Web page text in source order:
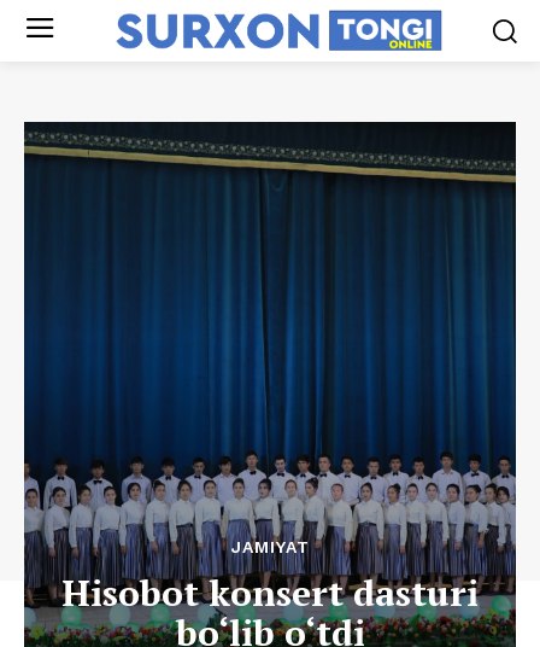
JAMIYAT
Hisobot konsert dasturi
bo‘lib o‘tdi